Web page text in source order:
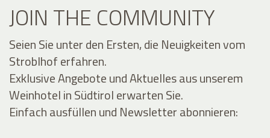
JOIN THE COMMUNITY
Seien Sie unter den Ersten, die Neuigkeiten vom
Stroblhof erfahren.
Exklusive Angebote und Aktuelles aus unserem
Weinhotel in Südtirol erwarten Sie.
Einfach ausfüllen und Newsletter abonnieren: